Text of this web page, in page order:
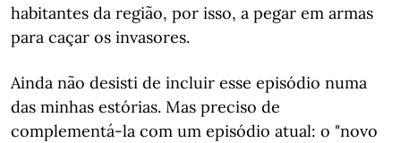
habitantes da região, por isso, a pegar em armas
para caçar os invasores.
Ainda não desisti de incluir esse episódio numa
das minhas estórias. Mas preciso de
complementá-la com um episódio atual: o "novo